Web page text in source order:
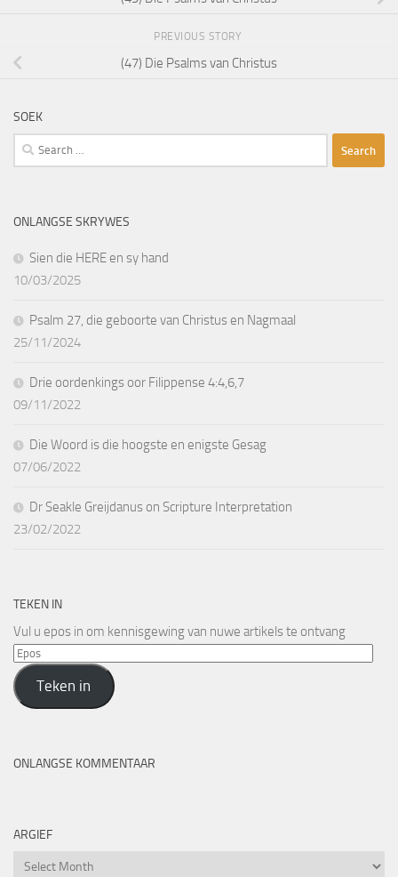
PREVIOUS STORY
(47) Die Psalms van Christus
SOEK
Search
for:
ONLANGSE SKRYWES
Sien die HERE en sy hand
10/03/2025
Psalm 27, die geboorte van Christus en Nagmaal
25/11/2024
Drie oordenkings oor Filippense 4:4,6,7
09/11/2022
Die Woord is die hoogste en enigste Gesag
07/06/2022
Dr Seakle Greijdanus on Scripture Interpretation
23/02/2022
TEKEN IN
Vul u epos in om kennisgewing van nuwe artikels te ontvang
Epos
Teken in
ONLANGSE KOMMENTAAR
ARGIEF
Argief